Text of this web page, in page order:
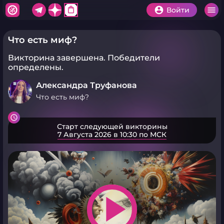
shopping_bag Войти
Что есть миф?
Викторина завершена. Победители
определены.
Александра Труфанова
Что есть миф?
Старт следующей викторины
7 Августа 2026 в 10:30 по МСК
play_arrow